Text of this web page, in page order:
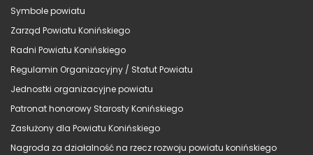
Symbole powiatu
Zarząd Powiatu Konińskiego
Radni Powiatu Konińskiego
Regulamin Organizacyjny / Statut Powiatu
Jednostki organizacyjne powiatu
Patronat honorowy Starosty Konińskiego
Zasłużony dla Powiatu Konińskiego
Nagroda za działalność na rzecz rozwoju powiatu konińskiego